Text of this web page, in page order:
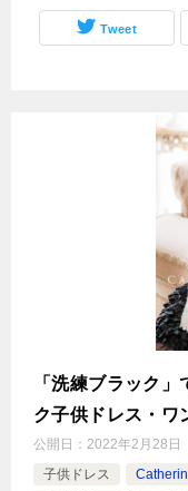
Tweet
「洗練ブラック
ク子供ドレス・ワ
公開日： 2022年2月28日
子供ドレス